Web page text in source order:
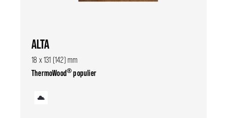
ALTA
18 x 131 (142) mm
ThermoWood®populier